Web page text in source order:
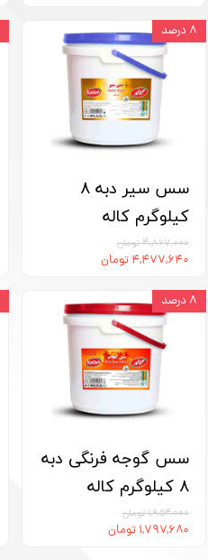
سس سیر دبه 8
کیلوگرم کاله
۴,۸۶۷,۰۰۰ تومان
۴,۴۷۷,۶۴۰ تومان
۸ درصد
سس گوجه فرنگی دبه
8 کیلوگرم کاله
۱,۹۵۴,۰۰۰ تومان
۱,۷۹۷,۶۸۰ تومان
۸ درصد